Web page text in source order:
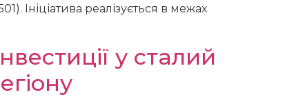
Ініціатива реалізується в межах
у сталий